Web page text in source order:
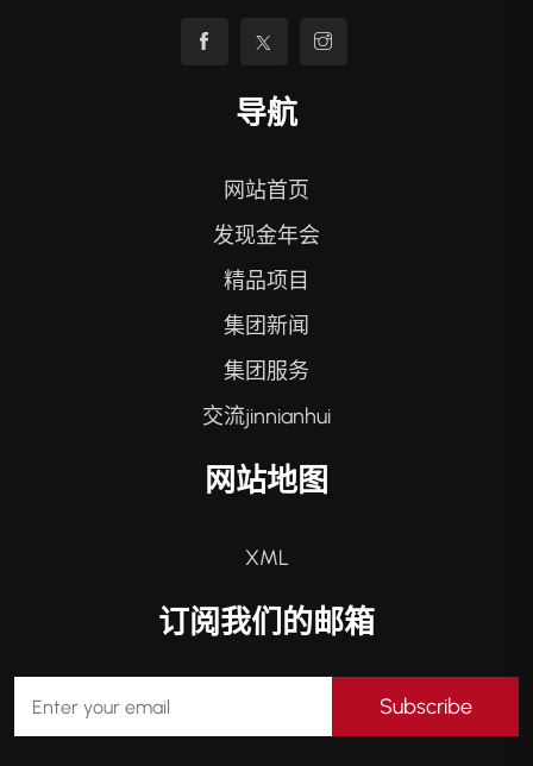
导航
网站首页
发现金年会
精品项目
集团新闻
集团服务
交流jinnianhui
网站地图
XML
订阅我们的邮箱
Subscribe